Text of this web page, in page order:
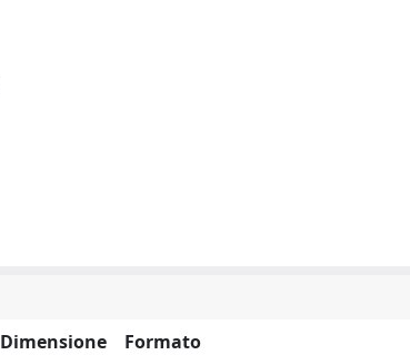
Dimensione
Formato